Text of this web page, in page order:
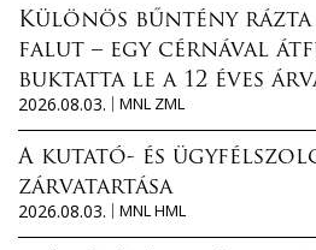
t
t
a
t
l
o
h
i
r
d
e
t
é
s
Különös bűntény rázta
falut – egy cérnával
buktatta le a 12 éves
2026.08.03.
MNL ZML
A kutató- és
zárvatartása
2026.08.03.
MNL HML